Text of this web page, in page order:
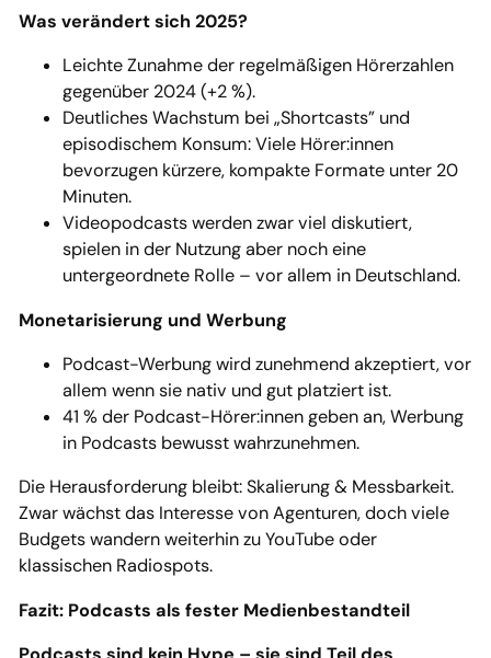
Was verändert sich 2025?
Leichte Zunahme der regelmäßigen Hörerzahlen
gegenüber 2024 (+2 %).
Deutliches Wachstum bei „Shortcasts” und
episodischem Konsum: Viele Hörer:innen
bevorzugen kürzere, kompakte Formate unter 20
Minuten.
Videopodcasts werden zwar viel diskutiert,
spielen in der Nutzung aber noch eine
untergeordnete Rolle – vor allem in Deutschland.
Monetarisierung und Werbung
Podcast-Werbung wird zunehmend akzeptiert, vor
allem wenn sie nativ und gut platziert ist.
41 % der Podcast-Hörer:innen geben an, Werbung
in Podcasts bewusst wahrzunehmen.
Die Herausforderung bleibt: Skalierung & Messbarkeit.
Zwar wächst das Interesse von Agenturen, doch viele
Budgets wandern weiterhin zu YouTube oder
klassischen Radiospots.
Fazit: Podcasts als fester Medienbestandteil